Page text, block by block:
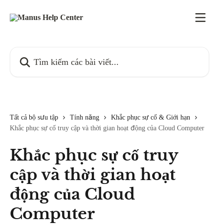
Tất cả bộ sưu tập Tính năng
Khắc phục sự cố & Giới hạn
Khắc phục sự cố truy cập và thời gian hoạt động của Cloud Computer
Khắc phục sự cố truy
cập và thời gian hoạt
động của Cloud
Computer